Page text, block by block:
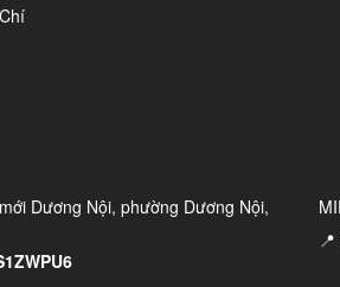
trên, dưới, trái phải và cả mặt sau
có thêm 01 hộc tay cầm ở mặt sau
cổng kết nối chuẩn Speakon bên
Dương Nội, phường Dương Nội,